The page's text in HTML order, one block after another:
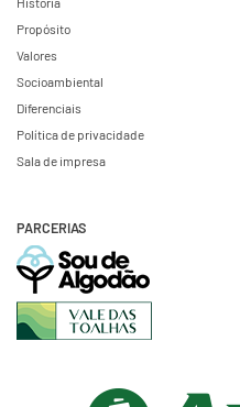
Propósito
Valores
Socioambiental
Diferenciais
Política de privacidade
Sala de impresa
PARCERIAS